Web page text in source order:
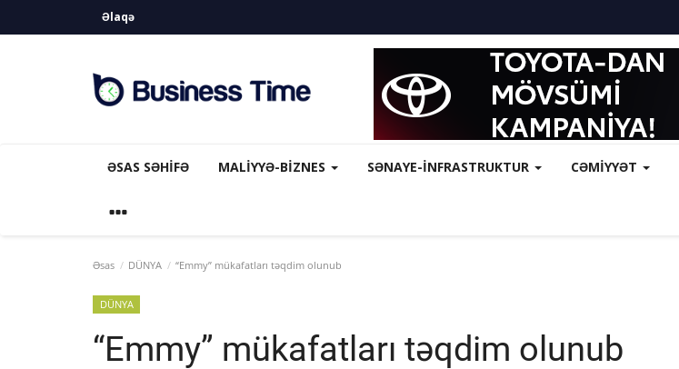
Əlaqə
ƏSAS SƏHIFƏ MALİYYƏ-BİZNES SƏNAYE-İNFRASTRUKTUR CƏMİYYƏT
Əsas DÜNYA “Emmy” mükafatları təqdim olunub
DÜNYA
“Emmy” mükafatları təqdim olunub